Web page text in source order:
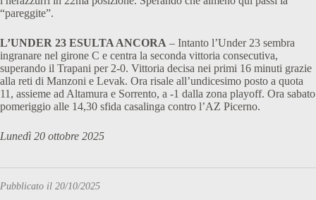
“pareggite”.
L’UNDER 23 ESULTA ANCORA – Intanto l’Under 23 sembra
ingranare nel girone C e centra la seconda vittoria consecutiva,
superando il Trapani per 2-0. Vittoria decisa nei primi 16 minuti grazie
alla reti di Manzoni e Levak. Ora risale all’undicesimo posto a quota
11, assieme ad Altamura e Sorrento, a -1 dalla zona playoff. Ora sabato
pomeriggio alle 14,30 sfida casalinga contro l’AZ Picerno.
Lunedì 20 ottobre 2025
Pubblicato il 20/10/2025